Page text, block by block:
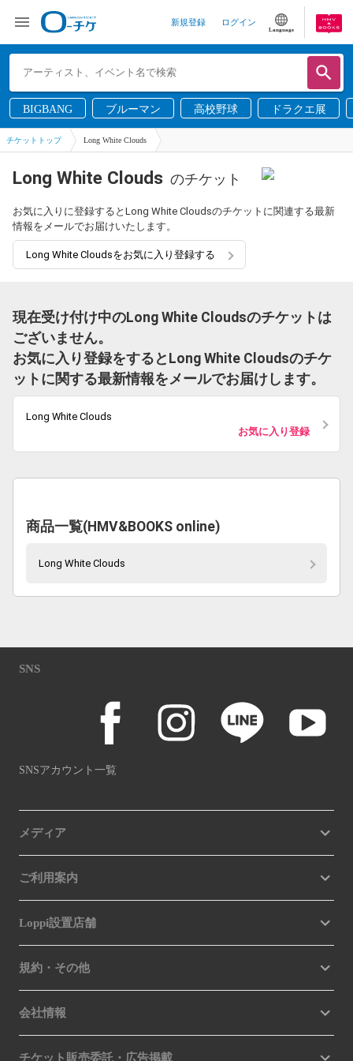
新規登録 ログイン
Language
BIGBANG ブルーマン 高校野球 ドラクエ展
チケットトップ Long White Clouds
Long White Clouds のチケット
お気に入りに登録するとLong White Cloudsのチケットに関連する最新
情報をメールでお届けいたします。
Long White Cloudsをお気に入り登録する
現在受け付け中のLong White Cloudsのチケットは
ございません。
お気に入り登録をするとLong White Cloudsのチケ
ットに関する最新情報をメールでお届けします。
Long White Clouds
お気に入り登録
商品一覧(HMV&BOOKS online)
Long White Clouds
SNS
SNSアカウント一覧
メディア
ご利用案内
Loppi設置店舗
規約・その他
会社情報
チケット販売委託・広告掲載